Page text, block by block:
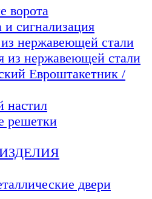
ворота
и сигнализация
нержавеющей стали
из нержавеющей стали
Евроштакетник /
настил
решетки
двери